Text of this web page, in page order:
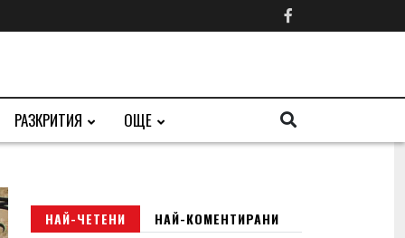
РАЗКРИТИЯ ОЩЕ
НАЙ-ЧЕТЕНИ НАЙ-КОМЕНТИРАНИ